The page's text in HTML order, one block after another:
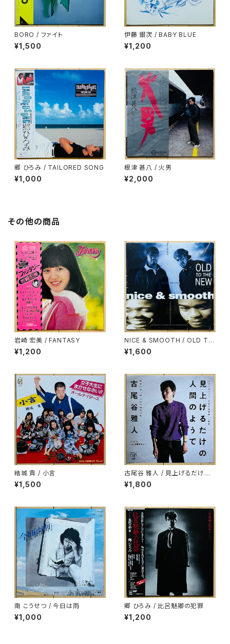
BORO / ファイト
¥1,500
伊藤 銀次 / BABY BLUE
¥1,200
郷 ひろみ / TAILORED SONG
¥1,000
根津 甚八 / 火男
¥2,000
その他の商品
岩崎 宏美 / FANTASY
¥1,200
NICE & SMOOTH / OLD TO
THE NEW
¥1,600
結城 貢 / 小言
¥1,500
古尾谷 雅人 / 見上げるだけの
人間のようで
¥1,800
南 こうせつ / 今日は雨
¥1,000
郷 ひろみ / 比呂魅卿の犯罪
¥1,200